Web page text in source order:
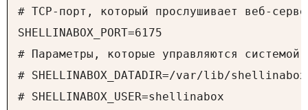
# TCP-порт, который прослушивает веб-
SHELLINABOX_PORT=6175
# Параметры, которые управляются
# SHELLINABOX_DATADIR=/var/lib/shellinabox
# SHELLINABOX_USER=shellinabox